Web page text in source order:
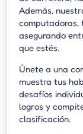
Además,
computadoras,
asegurando
que estés.
Únete a una
muestra tus
desafíos
logros y
clasificación.